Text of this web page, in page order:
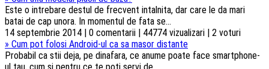
Este o intrebare destul de frecvent intalnita, dar care le da mari
batai de cap unora. In momentul de fata se...
14 septembrie 2014 | 0 comentarii | 44774 vizualizari | 2 voturi
» Cum pot folosi Android-ul ca sa masor distante
Probabil ca stii deja, pe dinafara, ce anume poate face smartphone-